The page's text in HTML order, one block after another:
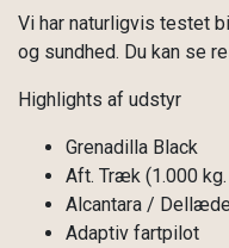
Vi har naturligvis testet
og sundhed. Du kan se
Highlights af udstyr
Grenadilla Black
Aft. Træk (1.000
Alcantara /
Adaptiv fartpilot